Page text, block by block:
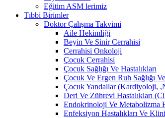
Eğitim ASM lerimiz
Tıbbi Birimler
Doktor Çalışma Takvimi
Aile Hekimliği
Beyin Ve Sinir Cerrahisi
Cerrahisi Onkoloji
Çocuk Cerrahisi
Çocuk Sağlığı Ve Hastalıkları
Çocuk Ve Ergen Ruh Sağlığı
Çocuk Yandallar (Kardiyoloji,
Deri Ve Zührevi Hastalıkları
Endokrinoloji Ve Metabolizma
Enfeksiyon Hastalıkları Ve